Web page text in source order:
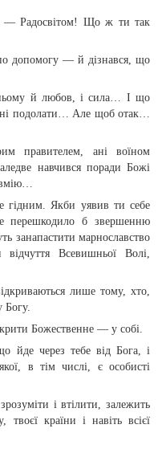
— Радосвітом! Що ж ти так
допомогу — й дізнався, що
й любов, і сила… І що
подолати… Але щоб отак…
правителем, ані воїном
навчився поради Божі
Якби уявив ти себе
перешкодило б звершенню
занапастити марнославство
Всевишньої Волі,
лише тому, хто,
Богу.
Божественне — у собі.
йде через тебе від Бога, і
в тім числі, є особисті
і втілити, залежить
твоєї країни і навіть всієї